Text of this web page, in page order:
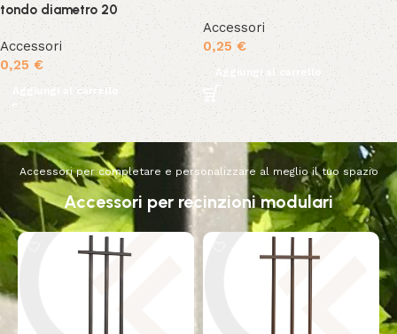
tondo diametro 20
Accessori
0,25 €
Aggiungi al carrello
Accessori
0,25€
Aggiungi al carrello
Accessori per completare e personalizzare al meglio il tuo spazio
Accessori per recinzioni modulari